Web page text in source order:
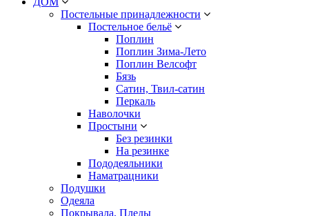
Постельные принадлежности
Постельное бельё
Поплин
Поплин Зима-Лето
Поплин Велсофт
Бязь
Сатин, Твил-сатин
Перкаль
Наволочки
Простыни
Без резинки
На резинке
Пододеяльники
Наматрацники
Подушки
Одеяла
Покрывала, Пледы